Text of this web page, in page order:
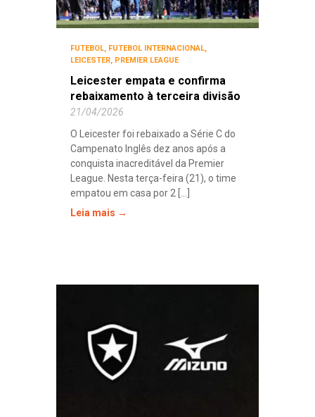
FUTEBOL, FUTEBOL INTERNACIONAL,
LEICESTER, PREMIER LEAGUE
Leicester empata e confirma
rebaixamento à terceira divisão
21/04/2026
O Leicester foi rebaixado a Série C do
Campenato Inglês dez anos após a
conquista inacreditável da Premier
League. Nesta terça-feira (21), o time
empatou em casa por 2 [...]
Leia mais →